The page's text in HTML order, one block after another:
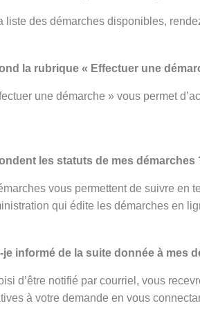
liste des démarches disponibles,
la rubrique « Effectuer une
une démarche » vous permet
les statuts de mes démarches
vous permettent de suivre en
qui édite les démarches en
informé de la suite donnée à mes
d’être notifié par courriel, vous
à votre demande en vous